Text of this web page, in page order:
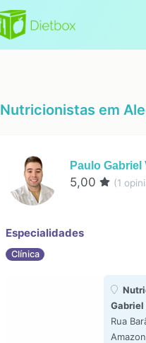
Nutricionistas em
Paulo
5,00 (1
Especialidades
Clínica
Gabriel
Rua